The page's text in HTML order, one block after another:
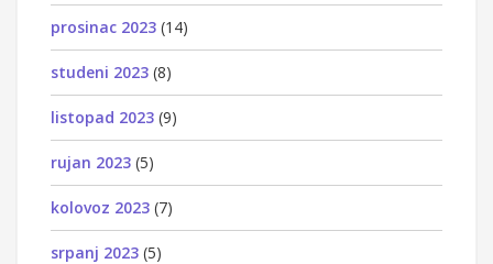
prosinac 2023 (14)
studeni 2023 (8)
listopad 2023 (9)
rujan 2023 (5)
kolovoz 2023 (7)
srpanj 2023 (5)